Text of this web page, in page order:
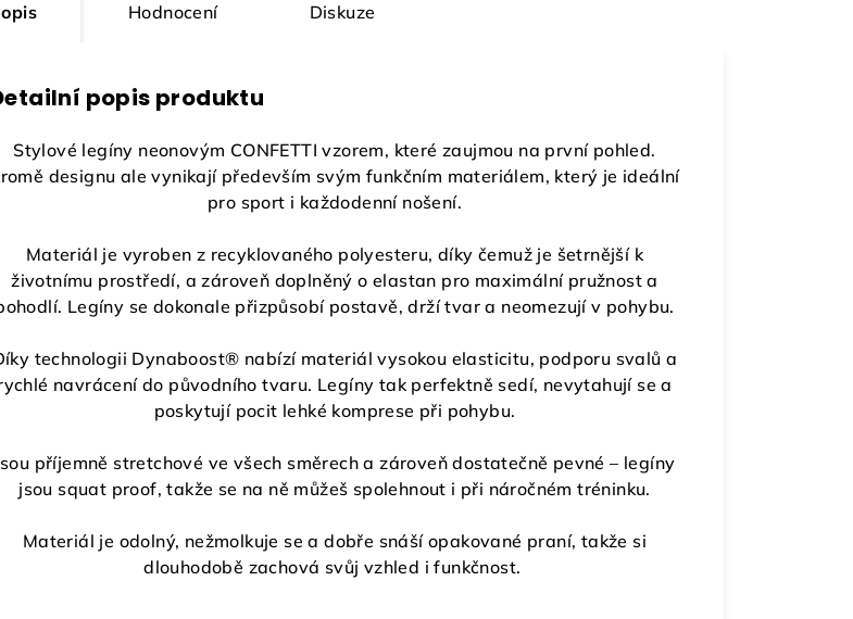
Hodnocení Diskuze
popis produktu
Stylové legíny neonovým CONFETTI vzorem, které zaujmou na první pohled.
designu ale vynikají především svým funkčním materiálem, který je ideální
pro sport i každodenní nošení.
Materiál je vyroben z recyklovaného polyesteru, díky čemuž je šetrnější k
životnímu prostředí, a zároveň doplněný o elastan pro maximální pružnost a
Legíny se dokonale přizpůsobí postavě, drží tvar a neomezují v pohybu.
technologii Dynaboost® nabízí materiálvysokou elasticitu, podporu svalů a
navrácení do původního tvaru. Legíny tak perfektně sedí, nevytahují se a
poskytují pocit lehké komprese při pohybu.
příjemně stretchové ve všech směrech a zároveň dostatečně pevné – legíny
jsou squat proof, takže se na ně můžeš spolehnout i při náročném tréninku.
Materiál je odolný, nežmolkuje se a dobře snáší opakované praní, takže si
dlouhodobě zachová svůj vzhled i funkčnost.